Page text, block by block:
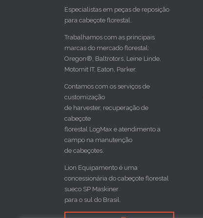
Especialistas em peças de reposição
para cabeçote florestal.
Trabalhamos com as principais
marcas do mercado florestal:
Oregon®, Baltrotors, Leine Linde,
Motomit IT, Eaton, Parker.
Contamos com os serviços de
customização
de harvester, recuperação de
cabeçote
florestal LogMax e atendimento a
campo na manutenção
de cabeçotes.
Lion Equipamento é uma
concessionária do cabeçote florestal
sueco SP Maskiner
para o sul do Brasil.